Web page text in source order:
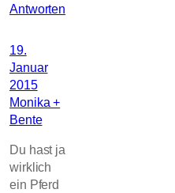
Antworten
19.
Januar
2015
Monika +
Bente
Du hast ja
wirklich
ein Pferd